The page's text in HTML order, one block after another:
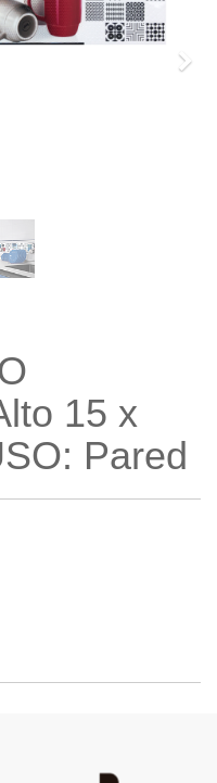
15 x
Pared